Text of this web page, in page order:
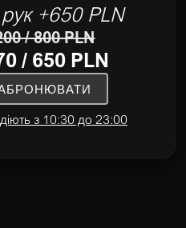
+650 PLN
/ 800 PLN
/ 650 PLN
з 10:30 до 23:00